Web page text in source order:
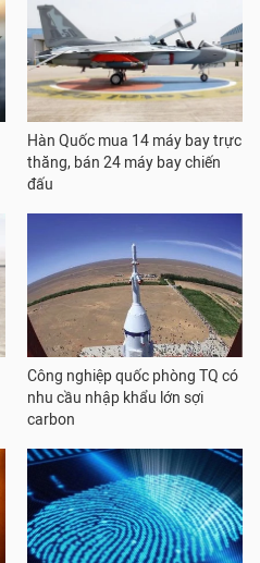
Hàn Quốc mua 14 máy bay trực
thăng, bán 24 máy bay chiến
đấu
Công nghiệp quốc phòng TQ có
nhu cầu nhập khẩu lớn sợi
carbon